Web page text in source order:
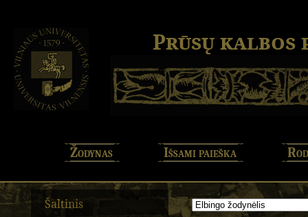
Prūsų kalbos
Žodynas Išsami paieška
Šaltinis